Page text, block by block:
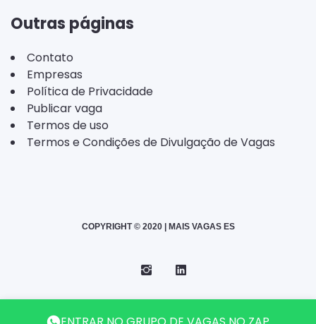
Outras páginas
Contato
Empresas
Política de Privacidade
Publicar vaga
Termos de uso
Termos e Condições de Divulgação de Vagas
COPYRIGHT © 2020 | MAIS VAGAS ES
Instagram
Telegram
LinkedIn